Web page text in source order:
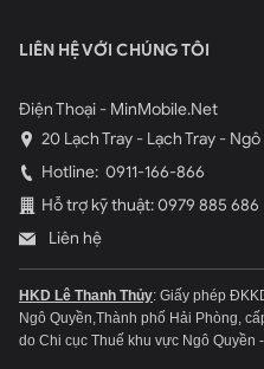
LIÊN HỆ VỚI CHÚNG TÔI
Điện Thoại - MinMobile.Net
20 Lạch Tray - Lạch Tray -
Hotline: 0911-166-866
Hỗ trợ kỹ thuật: 0979 885 686
Liên hệ
HKD Lê Thanh Thủy: Giấy phép
Ngô Quyền,Thành phố Hải Phòng,
do Chi cục Thuế khu vực Ngô Quyền